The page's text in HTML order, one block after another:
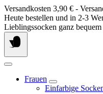
Springe
zum
Inhalt
Versandkosten 3,90 € -
Heute bestellen und in 2-3
Lieblingssocken ganz
Frauen
Einfarbige